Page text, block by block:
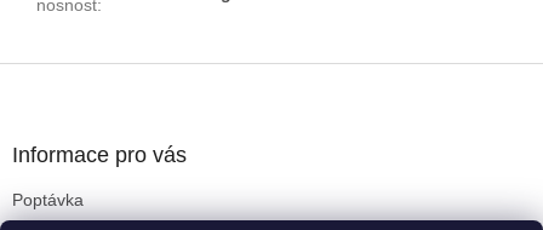
nosnost:
Informace pro vás
Poptávka